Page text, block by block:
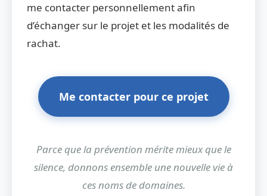
me contacter personnellement afin
d’échanger sur le projet et les modalités de
rachat.
Me contacter pour ce projet
Parce que la prévention mérite mieux que le
silence, donnons ensemble une nouvelle vie à
ces noms de domaines.